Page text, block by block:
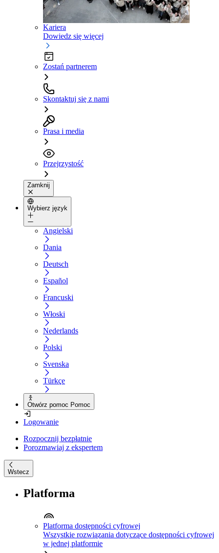
Kariera
Dowiedz się więcej
Zostań partnerem
Skontaktuj się z nami
Prasa i media
Przejrzystość
Zamknij
Wybierz język
Angielski
Dania
Deutsch
Español
Francuski
Włoski
Nederlands
Polski
Svenska
Türkçe
Otwórz pomoc Pomoc
Logowanie
Rozpocznij bezpłatnie
Porozmawiaj z ekspertem
Wstecz
Platforma
Platforma dostępności cyfrowej
Wszystkie rozwiązania dotyczące dostępności cyfrowej
w jednej platformie